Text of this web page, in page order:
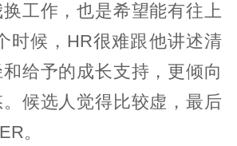
工作，也是希望能有往上
时候，HR很难跟他讲述清
给予的成长支持，更倾向
候选人觉得比较虚，最后
。